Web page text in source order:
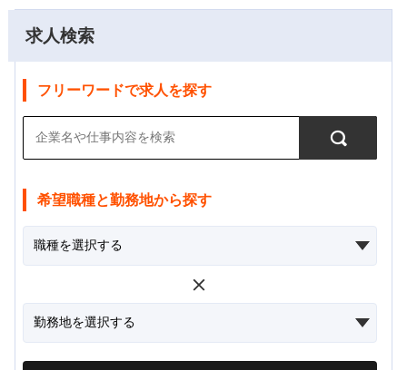
求人検索
フリーワードで求人を探す
希望職種と勤務地から探す